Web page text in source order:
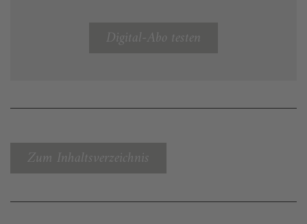
Digital-Abo testen
Zum Inhaltsverzeichnis